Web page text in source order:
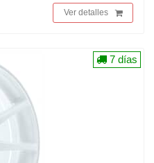
Ver detalles
7 días